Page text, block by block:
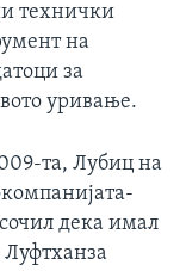
технички
на
за
уривање.
та, Лубиц на
дека имал
Луфтханза